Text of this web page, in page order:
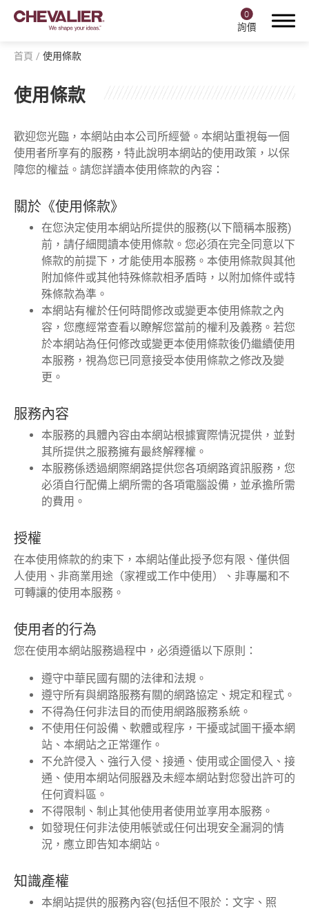
0
詢價
首頁 使用條款
使用條款
歡迎您光臨，本網站由本公司所經營。本網站重視每一個
使用者所享有的服務，特此說明本網站的使用政策，以保
障您的權益。請您詳讀本使用條款的內容：
關於《使用條款》
在您決定使用本網站所提供的服務(以下簡稱本服務)
前，請仔細閱讀本使用條款。您必須在完全同意以下
條款的前提下，才能使用本服務。本使用條款與其他
附加條件或其他特殊條款相矛盾時，以附加條件或特
殊條款為準。
本網站有權於任何時間修改或變更本使用條款之內
容，您應經常查看以瞭解您當前的權利及義務。若您
於本網站為任何修改或變更本使用條款後仍繼續使用
本服務，視為您已同意接受本使用條款之修改及變
更。
服務內容
本服務的具體內容由本網站根據實際情況提供，並對
其所提供之服務擁有最終解釋權。
本服務係透過網際網路提供您各項網路資訊服務，您
必須自行配備上網所需的各項電腦設備，並承擔所需
的費用。
授權
在本使用條款的約束下，本網站僅此授予您有限、僅供個
人使用、非商業用途（家裡或工作中使用）、非專屬和不
可轉讓的使用本服務。
使用者的行為
您在使用本網站服務過程中，必須遵循以下原則：
遵守中華民國有關的法律和法規。
遵守所有與網路服務有關的網路協定、規定和程式。
不得為任何非法目的而使用網路服務系統。
不使用任何設備、軟體或程序，干擾或試圖干擾本網
站、本網站之正常運作。
不允許侵入、強行入侵、接通、使用或企圖侵入、接
通、使用本網站伺服器及未經本網站對您發出許可的
任何資料區。
不得限制、制止其他使用者使用並享用本服務。
如發現任何非法使用帳號或任何出現安全漏洞的情
況，應立即告知本網站。
知識產權
本網站提供的服務內容(包括但不限於：文字、照
產品中心
福裕智能+
產業應用
關於福裕
投資人專區
聯絡我們
媒體中心
繁體中文 English